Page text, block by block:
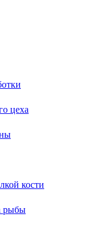
цеха
кости
рыбы